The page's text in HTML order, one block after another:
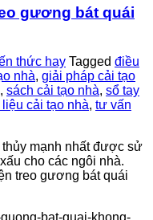
gương bát quái
thức hay Tagged điều
nhà, giải pháp cải tạo
, sách cải tạo nhà, sổ tay
liệu cải tạo nhà, tư vấn
mạnh nhất được sử
cho các ngôi nhà.
treo gương bát quái